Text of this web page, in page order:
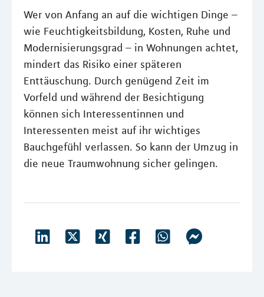
Wer von Anfang an auf die wichtigen Dinge –
wie Feuchtigkeitsbildung, Kosten, Ruhe und
Modernisierungsgrad – in Wohnungen achtet,
mindert das Risiko einer späteren
Enttäuschung. Durch genügend Zeit im
Vorfeld und während der Besichtigung
können sich Interessentinnen und
Interessenten meist auf ihr wichtiges
Bauchgefühl verlassen. So kann der Umzug in
die neue Traumwohnung sicher gelingen.